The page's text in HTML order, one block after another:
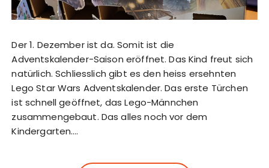
Der 1. Dezember ist da. Somit ist die
Adventskalender-Saison eröffnet. Das Kind freut sich
natürlich. Schliesslich gibt es den heiss ersehnten
Lego Star Wars Adventskalender. Das erste Türchen
ist schnell geöffnet, das Lego-Männchen
zusammengebaut. Das alles noch vor dem
Kindergarten….